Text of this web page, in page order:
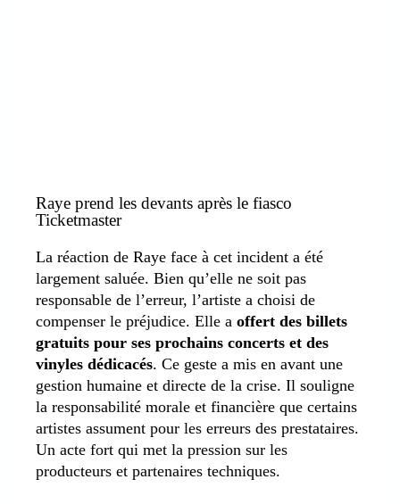
Raye prend les devants après le fiasco
Ticketmaster
La réaction de Raye face à cet incident a été
largement saluée. Bien qu’elle ne soit pas
responsable de l’erreur, l’artiste a choisi de
compenser le préjudice. Elle a offert des billets
gratuits pour ses prochains concerts et des
vinyles dédicacés. Ce geste a mis en avant une
gestion humaine et directe de la crise. Il souligne
la responsabilité morale et financière que certains
artistes assument pour les erreurs des prestataires.
Un acte fort qui met la pression sur les
producteurs et partenaires techniques.